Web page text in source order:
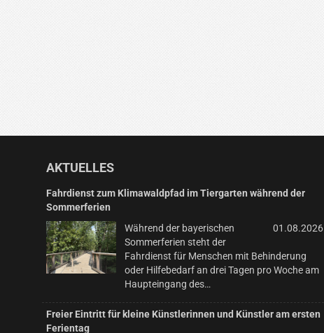
AKTUELLES
Fahrdienst zum Klimawaldpfad im Tiergarten während der
Sommerferien
01.08.2026
Während der bayerischen
Sommerferien steht der
Fahrdienst für Menschen mit Behinderung
oder Hilfebedarf an drei Tagen pro Woche am
Haupteingang des…
Freier Eintritt für kleine Künstlerinnen und Künstler am ersten
Ferientag